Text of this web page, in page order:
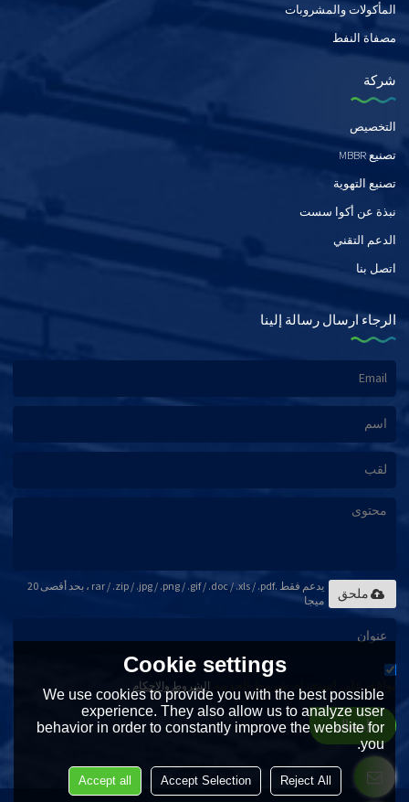
المأكولات والمشروبات
مصفاة النفط
شركة
التخصيص
تصنيع MBBR
تصنيع التهوية
نبذة عن أكوا سست
الدعم التقني
اتصل بنا
الرجاء ارسال رسالة إلينا
يدعم فقط .rar / .zip / .jpg / .png / .gif / .doc / .xls / .pdf ، بحد أقصى 20
ميجا
ملحق
توافق على استخدام شروط الخدمة, الشروط والاحكام
إرسال
Cookie settings
We use cookies to provide you with the best possible
experience. They also allow us to analyze user
behavior in order to constantly improve the website for
you.
Reject All
Accept Selection
Accept all